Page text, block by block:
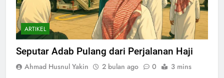
ARTIKEL
Seputar Adab Pulang dari Perjalanan Haji
Ahmad Husnul Yakin 2 bulan ago 0 3 mins